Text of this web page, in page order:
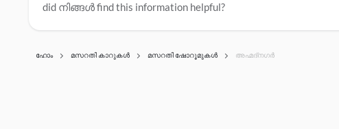
did നിങ്ങൾ find this information helpful?
ഹോം മസറതി കാറുകൾ മസറതി ഷോറൂമുകൾ അഹ്മദ്നഗർ